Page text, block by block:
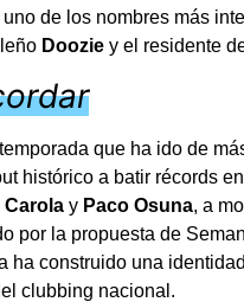
uno de los nombres más
Doozie y el residente
que ha ido de
histórico a batir récords
Carola y Paco Osuna, a
por la propuesta de
ha construido una
clubbing nacional.